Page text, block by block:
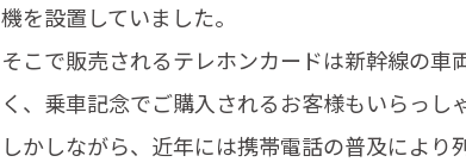
機を設置していました。
そこで販売されるテレホンカードは新幹線の車
く、乗車記念でご購入されるお客様もいらっし
しかしながら、近年には携帯電話の普及によ